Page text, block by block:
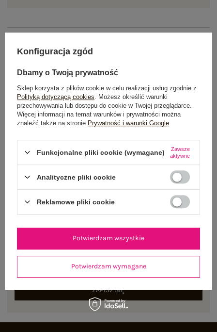
OPINIE O PRODUKCIE (1)
WYSYŁKA I DOSTAWA
NEWSLETTER
Zapisz się do naszego newslettera i otrzymaj 15% zniżki na
pierwsze zamówienie
ZAPISZ SIĘ
Konfiguracja zgód
Dbamy o Twoją prywatność
Sklep korzysta z plików cookie w celu realizacji usług zgodnie z
Polityką dotyczącą cookies . Możesz określić warunki
przechowywania lub dostępu do cookie w Twojej przeglądarce.
Więcej informacji na temat warunków i prywatności można
znaleźć także na stronie Prywatność i warunki Google
Funkcjonalne pliki cookie (wymagane)
Zawsze
aktywne
Analityczne pliki cookie
Reklamowe pliki cookie
Potwierdzam wymagane
Potwierdzam wszystkie